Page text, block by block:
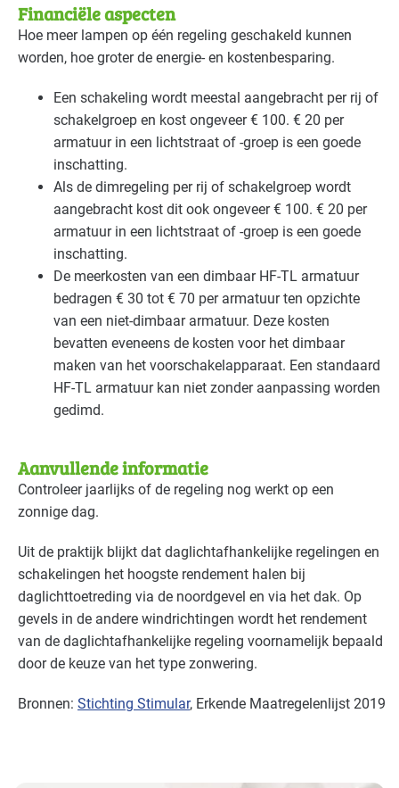
Sport - zwembaden Gevorderd
Voedingsindustrie - brood en banket Basis
Voedingsindustrie - overig Basis
Voedingsindustrie - vlees Gevorderd
Voedingsindustrie - zoetwaren Basis
Zorg - dierenartsen Gevorderd
Zorg - eerstelijns
Zorg - kinderdagverblijven Basis
Zorg - ziekenhuizen Gevorderd
Zorg - zorginstellingen Gevorderd
Financiële aspecten
Hoe meer lampen op één regeling geschakeld kunnen
worden, hoe groter de energie- en kostenbesparing.
Een schakeling wordt meestal aangebracht per rij of
schakelgroep en kost ongeveer € 100. € 20 per
armatuur in een lichtstraat of -groep is een goede
inschatting.
Als de dimregeling per rij of schakelgroep wordt
aangebracht kost dit ook ongeveer € 100. € 20 per
armatuur in een lichtstraat of -groep is een goede
inschatting.
De meerkosten van een dimbaar HF-TL armatuur
bedragen € 30 tot € 70 per armatuur ten opzichte
van een niet-dimbaar armatuur. Deze kosten
bevatten eveneens de kosten voor het dimbaar
maken van het voorschakelapparaat. Een standaard
HF-TL armatuur kan niet zonder aanpassing worden
gedimd.
Aanvullende informatie
Controleer jaarlijks of de regeling nog werkt op een
zonnige dag.
Uit de praktijk blijkt dat daglichtafhankelijke regelingen en
schakelingen het hoogste rendement halen bij
daglichttoetreding via de noordgevel en via het dak. Op
gevels in de andere windrichtingen wordt het rendement
van de daglichtafhankelijke regeling voornamelijk bepaald
door de keuze van het type zonwering.
Bronnen: Stichting Stimular, Erkende Maatregelenlijst 2019